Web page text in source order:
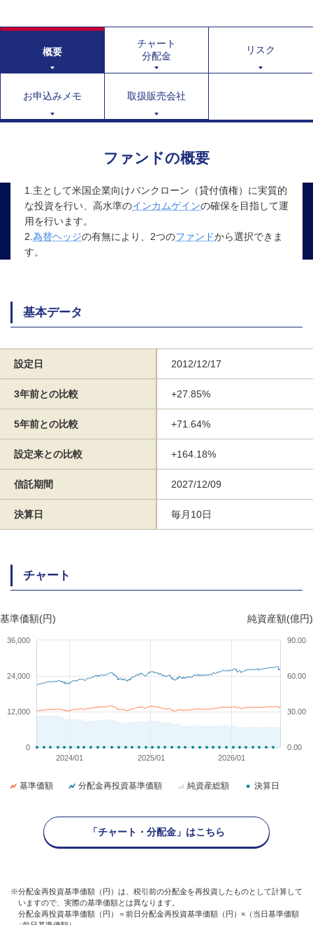
概要
チャート
分配金
リスク
お申込みメモ 取扱販売会社
ファンドの概要
1.主として米国企業向けバンクローン（貸付債権）に実質的
な投資を行い、高水準のインカムゲインの確保を目指して運
用を行います。
2. 為替ヘッジの有無により、2つのファンドから選択できま
す。
基本データ
設定日 2012/12/17
3年前との比較 +27.85%
5年前との比較 +71.64%
設定来との比較 +164.18%
信託期間 2027/12/09
決算日 毎月10日
チャート
基準価額(円) 純資産額(億円)
2024/01 2025/01 2026/01
0
12,000
24,000
36,000
0.00
30.00
60.00
90.00
基準価額 分配金再投資基準価額 純資産総額 決算日
「チャート・分配金」はこちら
※分配金再投資基準価額（円）は、税引前の分配金を再投資したものとして計算して
いますので、実際の基準価額とは異なります。
分配金再投資基準価額（円）＝前日分配金再投資基準価額（円）×（当日基準価額